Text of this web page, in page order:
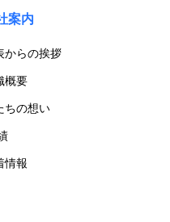
案内
からの挨拶
概要
ちの想い
情報